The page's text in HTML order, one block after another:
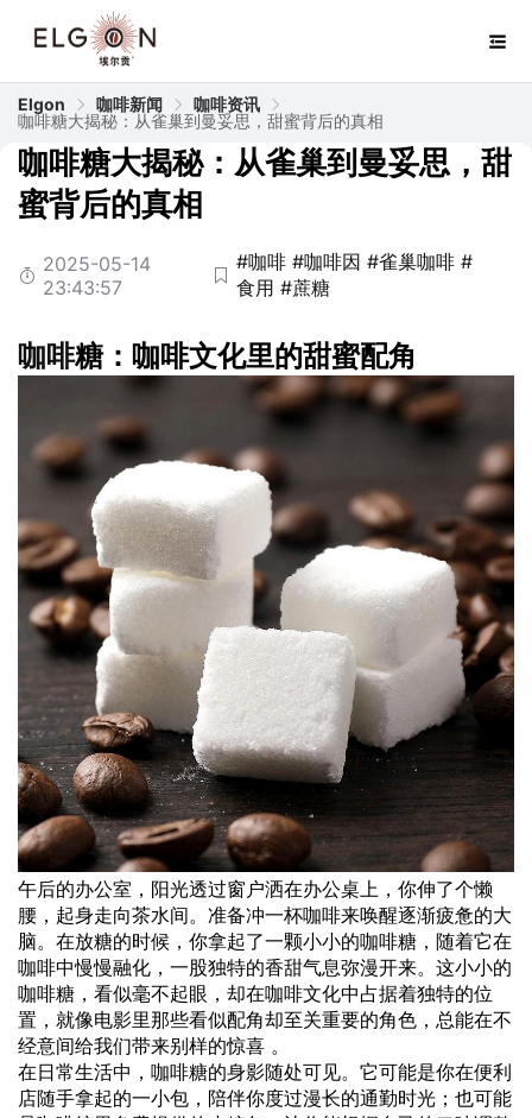
Elgon 咖啡新闻
咖啡资讯
咖啡糖大揭秘：从雀巢到曼妥思，甜蜜背后的真相
咖啡糖大揭秘：从雀巢到曼妥思，甜
蜜背后的真相
2025-05-14
23:43:57
#咖啡 #咖啡因 #雀巢咖啡 #
食用 #蔗糖
咖啡糖：咖啡文化里的甜蜜配角
午后的办公室，阳光透过窗户洒在办公桌上，你伸了个懒
腰，起身走向茶水间。准备冲一杯咖啡来唤醒逐渐疲惫的大
脑。在放糖的时候，你拿起了一颗小小的咖啡糖，随着它在
咖啡中慢慢融化，一股独特的香甜气息弥漫开来。这小小的
咖啡糖，看似毫不起眼，却在咖啡文化中占据着独特的位
置，就像电影里那些看似配角却至关重要的角色，总能在不
经意间给我们带来别样的惊喜 。
在日常生活中，咖啡糖的身影随处可见。它可能是你在便利
店随手拿起的一小包，陪伴你度过漫长的通勤时光；也可能